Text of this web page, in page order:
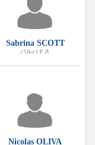
Sabrina SCOTT
バルバドス
Nicolas OLIVA